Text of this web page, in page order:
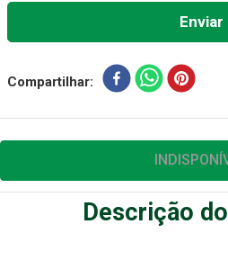
Compartilhar
Descrição